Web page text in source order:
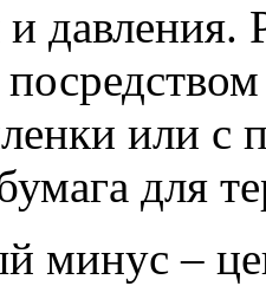
давления.
или с
для
минус –